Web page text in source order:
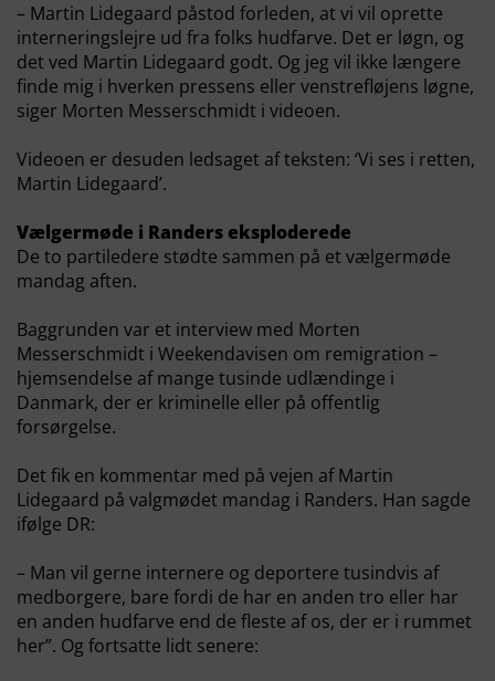
– Martin Lidegaard påstod forleden, at vi vil oprette
interneringslejre ud fra folks hudfarve. Det er løgn, og
det ved Martin Lidegaard godt. Og jeg vil ikke længere
finde mig i hverken pressens eller venstrefløjens løgne,
siger Morten Messerschmidt i videoen.
Videoen er desuden ledsaget af teksten: ‘Vi ses i retten,
Martin Lidegaard’.
Vælgermøde i Randers eksploderede
De to partiledere stødte sammen på et vælgermøde
mandag aften.
Baggrunden var et interview med Morten
Messerschmidt i Weekendavisen om remigration –
hjemsendelse af mange tusinde udlændinge i
Danmark, der er kriminelle eller på offentlig
forsørgelse.
Det fik en kommentar med på vejen af Martin
Lidegaard på valgmødet mandag i Randers. Han sagde
ifølge DR:
– Man vil gerne internere og deportere tusindvis af
medborgere, bare fordi de har en anden tro eller har
en anden hudfarve end de fleste af os, der er i rummet
her”. Og fortsatte lidt senere: